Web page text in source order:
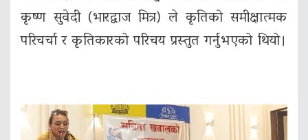
कृष्ण सुवेदी (भारद्वाज मित्र) ले कृतिको समीक्षात्मक
परिचर्चा र कृतिकारको परिचय प्रस्तुत गर्नुभएको थियो।